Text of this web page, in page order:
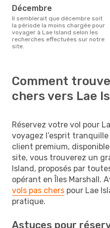
décembre
Il semblerait que décembre soit
la période la moins chargée pour
voyager à Lae Island selon les
recherches effectuées sur notre
site.
Comment
chers vers Lae
Réservez votre vol pour
voyagez l’esprit
client premium,
site, vous trouverez un
Island, proposés par
opérant en Îles Marshall.
vols pas chers pour Lae
pratique.
Astuces pour